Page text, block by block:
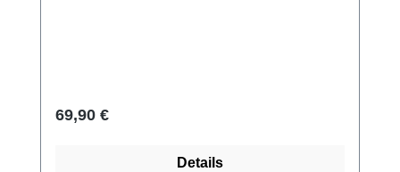
Regulärer Preis:
69,90 €
Details